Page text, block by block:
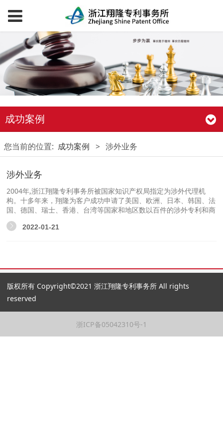
成功案例
您当前的位置: 成功案例 > 涉外业务
涉外业务
2022-01-21
2004年,浙江翔隆专利事务所被国家知识产权局指定为涉外代理机
构。十多年来，翔隆为客户成功申请了美国、欧洲、日本、韩国、法
国、德国、瑞士、香港、台湾等国家和地区数以百件的涉外专利和商
标。
版权所有 Copyright©2021 浙江翔隆专利事务所 All rights
reserved
浙ICP备05042310号-1